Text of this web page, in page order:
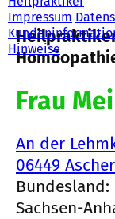
Impressum
Hinweise
Frau
An der
06449
Bundesland:
Sachsen-